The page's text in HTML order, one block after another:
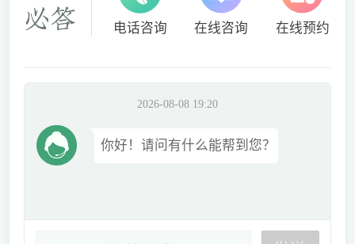
电话咨询 在线咨询 在线预约
2026-08-08 19:20
你好！请问有什么能帮到您？